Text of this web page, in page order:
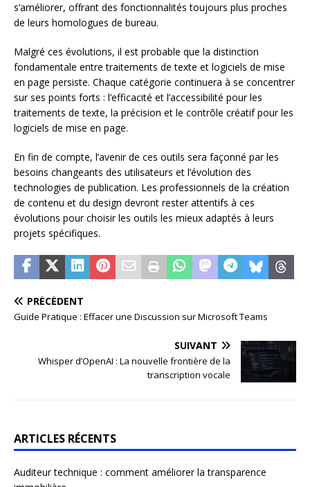
s’améliorer, offrant des fonctionnalités toujours plus proches
de leurs homologues de bureau.
Malgré ces évolutions, il est probable que la distinction
fondamentale entre traitements de texte et logiciels de mise
en page persiste. Chaque catégorie continuera à se concentrer
sur ses points forts : l’efficacité et l’accessibilité pour les
traitements de texte, la précision et le contrôle créatif pour les
logiciels de mise en page.
En fin de compte, l’avenir de ces outils sera façonné par les
besoins changeants des utilisateurs et l’évolution des
technologies de publication. Les professionnels de la création
de contenu et du design devront rester attentifs à ces
évolutions pour choisir les outils les mieux adaptés à leurs
projets spécifiques.
PRÉCÉDENT
Guide Pratique : Effacer une Discussion sur Microsoft Teams
SUIVANT
Whisper d’OpenAI : La nouvelle frontière de la
transcription vocale
ARTICLES RÉCENTS
Auditeur technique : comment améliorer la transparence